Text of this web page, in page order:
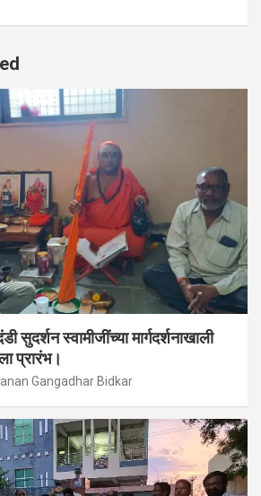
सुदर्शन स्वामीजींच्या मार्गदर्शनाखाली
प्रारंभ।
Gangadhar Bidkar